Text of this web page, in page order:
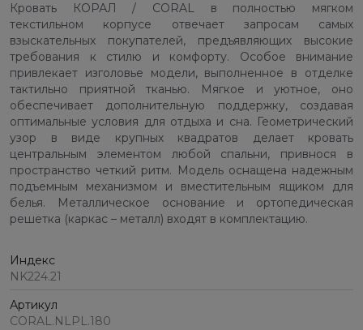
Кровать КОРАЛ / CORAL в полностью мягком
текстильном корпусе отвечает запросам самых
взыскательных покупателей, предъявляющих высокие
требования к стилю и комфорту. Особое внимание
привлекает изголовье модели, выполненное в отделке
тактильно приятной тканью. Мягкое и уютное, оно
обеспечивает дополнительную поддержку, создавая
оптимальные условия для отдыха и сна. Геометрический
узор в виде крупных квадратов делает кровать
центральным элементом любой спальни, привнося в
пространство четкий ритм. Модель оснащена надежным
подъемным механизмом и вместительным ящиком для
белья. Металлическое основание и ортопедическая
решетка (каркас – металл) входят в комплектацию.
Индекс
NK224.21
Артикул
CORAL.NLPL.180